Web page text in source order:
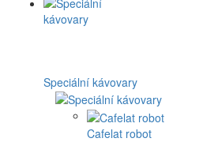
Speciální kávovary
Cafelat robot